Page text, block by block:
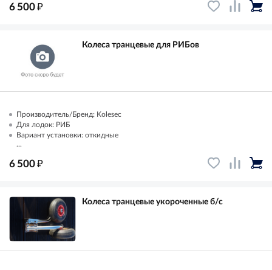
6 500₽
Колеса транцевые для РИБов
Производитель/Бренд: Kolesec
Для лодок: РИБ
Вариант установки: откидные
...
6 500₽
Колеса транцевые укороченные б/с